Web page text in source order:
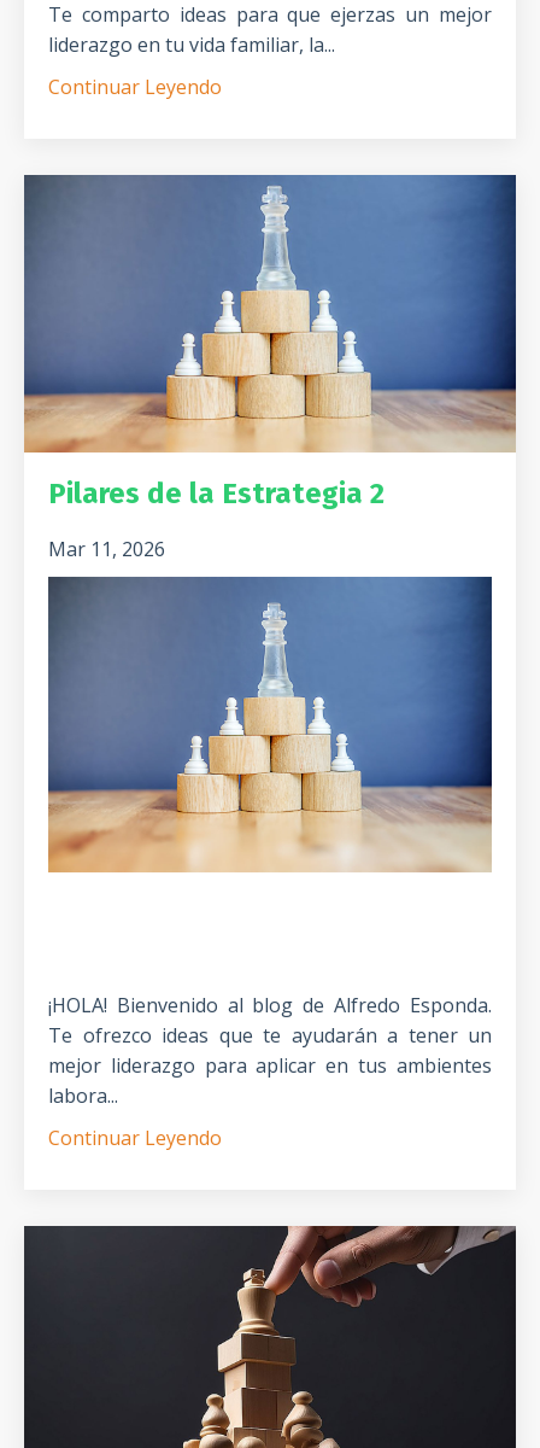
Te comparto ideas para que ejerzas un mejor
liderazgo en tu vida familiar, la...
Continuar Leyendo
Pilares de la Estrategia 2
Mar 11, 2026
¡HOLA! Bienvenido al blog de Alfredo Esponda.
Te ofrezco ideas que te ayudarán a tener un
mejor liderazgo para aplicar en tus ambientes
labora...
Continuar Leyendo